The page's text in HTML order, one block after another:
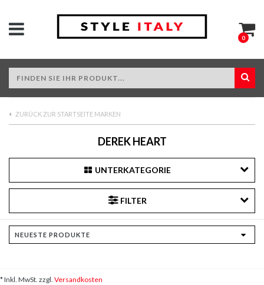
0
ZURÜCK ZUR STARTSEITE MARKEN
DEREK HEART
UNTERKATEGORIE
FILTER
* Inkl. MwSt. zzgl. Versandkosten